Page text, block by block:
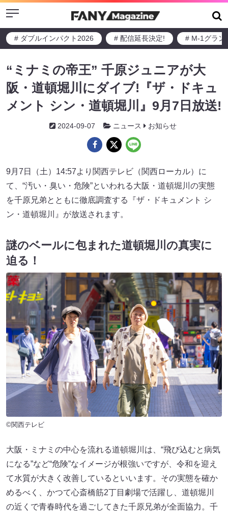
Menu
# ダブルインパクト2026 # 配信延長決定! # M-1グラン
“ミナミの帝王” 千原ジュニアが大
阪・道頓堀川にダイブ!『ザ・ドキュ
メント シン・道頓堀川』9月7日放送!
2024-09-07 ニュース お知らせ
9月7日（土）14:57より関西テレビ（関西ローカル）に
て、“汚い・臭い・危険”といわれる大阪・道頓堀川の実態
を千原兄弟とともに徹底調査する『ザ・ドキュメント シ
ン・道頓堀川』が放送されます。
謎のベールに包まれた道頓堀川の真実に
迫る！
©関西テレビ
大阪・ミナミの中心を流れる道頓堀川は、“飛び込むと病気
になる”など“危険”なイメージが根強いですが、令和を迎え
て水質が大きく改善しているといいます。その実態を確か
めるべく、かつて心斎橋筋2丁目劇場で活躍し、道頓堀川
の近くで青春時代を過ごしてきた千原兄弟が全面協力。千